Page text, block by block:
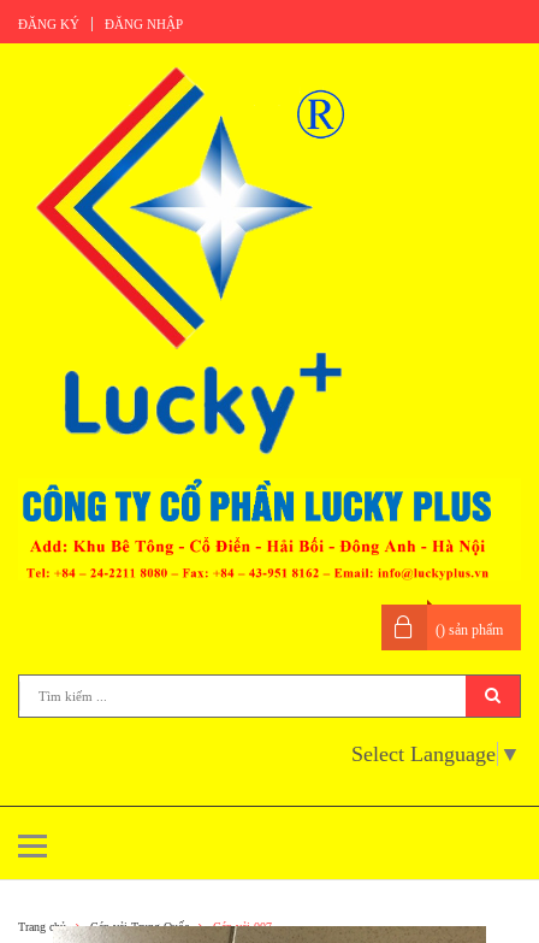
ĐĂNG KÝ ĐĂNG NHẬP
() sản phẩm
Select Language ▼
Trang chủ Cáp vải Trung Quốc Cáp vải 007